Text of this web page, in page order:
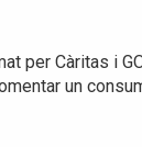
per Càritas i
un